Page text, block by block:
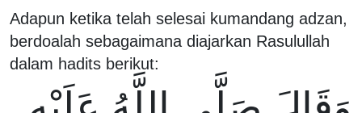
Adapun ketika telah selesai kumandang adzan,
berdoalah sebagaimana diajarkan Rasulullah
dalam hadits berikut: